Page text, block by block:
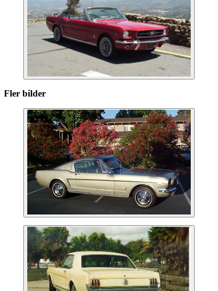
Fler bilder